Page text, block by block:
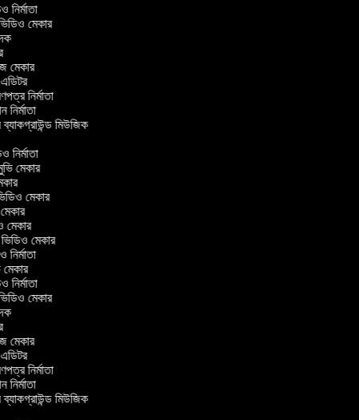
নির্মাতা
মেকার
মেকার
এডিটর
নির্মাতা
নির্মাতা
ব্যাকগ্রাউন্ড মিউজিক
নির্মাতা
মেকার
মেকার
মেকার
মেকার
মেকার
নির্মাতা
মেকার
নির্মাতা
মেকার
মেকার
এডিটর
নির্মাতা
নির্মাতা
ব্যাকগ্রাউন্ড মিউজিক